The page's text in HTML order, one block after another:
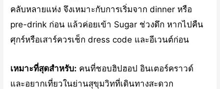
คลับหลายแห่ง จึงเหมาะกับการเริ่มจาก dinner หรือ
pre-drink ก่อน แล้วค่อยเข้า Sugar ช่วงดึก หากไปคืน
ศุกร์หรือเสาร์ควรเช็ก dress code และอีเวนต์ก่อน
เหมาะที่สุดสำหรับ: คนที่ชอบฮิปฮอป อินเตอร์คราวด์
และอยากเที่ยวในย่านสุขุมวิทที่เดินทางสะดวก